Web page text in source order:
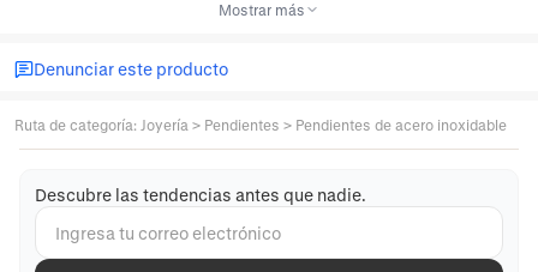
Mostrar más
Denunciar este producto
Ruta de categoría: Joyería > Pendientes > Pendientes de acero inoxidable
Descubre las tendencias antes que nadie.